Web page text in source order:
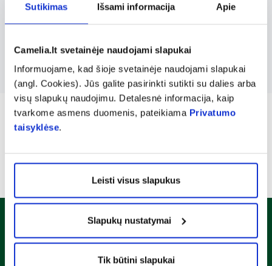
Sutikimas Išsami informacija Apie
Camelia.lt svetainėje naudojami slapukai
Informuojame, kad šioje svetainėje naudojami slapukai
(angl. Cookies). Jūs galite pasirinkti sutikti su dalies arba
visų slapukų naudojimu. Detalesnė informacija, kaip
tvarkome asmens duomenis, pateikiama Privatumo
taisyklėse.
Leisti visus slapukus
Slapukų nustatymai
Tik būtini slapukai
ilgalaikę burnos higieną. Produkcija tinkama
naudoti kasdienei dantų priežiūrai namuose.
Naujienlaiškis
Sužinok apie nuolaidas ir specialius pasiūlymus!